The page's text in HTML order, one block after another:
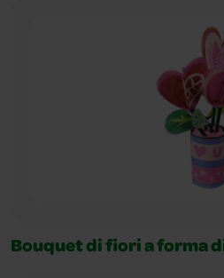
Bouquet di fiori a forma